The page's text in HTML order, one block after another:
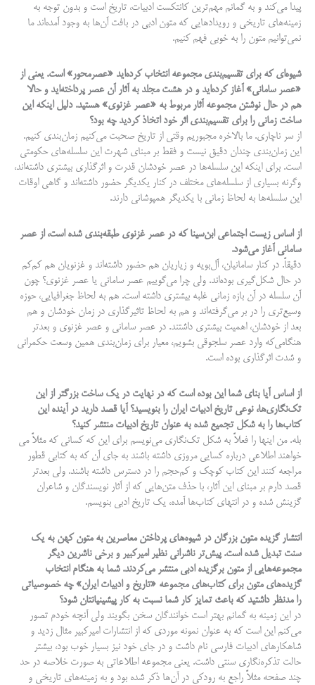
پیدا می‌کند و به گمانم مهم‌ترین کانتکست ادبیات، تاریخ است و بدون توجه به
زمینه‌های تاریخی و رویدادهایی که متون ادبی در بافت آن‌ها به وجود آمده‌اند ما
نمی‌توانیم متون را به خوبی فهم کنیم.
شیوه‌ای که برای تقسیم‌بندی مجموعه انتخاب کرده‌اید «عصرمحور» است. یعنی از
«عصر سامانی» آغاز کرده‌اید و در هشت مجلد به آثار آن عصر پرداخته‌اید و حالا
هم در حال نوشتن مجموعه آثار مربوط به «عصر غزنوی» هستید. دلیل اینکه این
ساخت زمانی را برای تقسیم‌بندی اثر خود اتخاذ کردید چه بود؟
از سر ناچاری. ما بالاخره مجبوریم وقتی از تاریخ صحبت می‌کنیم زمان‌بندی کنیم.
این زمان‌بندی چندان دقیق نیست و فقط بر مبنای شهرت این سلسله‌های حکومتی
است. برای اینکه این سلسله‌ها در عصر خودشان قدرت و اثرگذاری بیشتری داشته‌اند،
وگرنه بسیاری از سلسله‌های مختلف در کنار یکدیگر حضور داشته‌اند و گاهی اوقات
این سلسله‌ها به لحاظ زمانی با یکدیگر همپوشانی دارند.
از اساس زیست اجتماعی ابن‌سینا که در عصر غزنوی طبقه‌بندی شده است، از عصر
سامانی آغاز می‌شود.
دقیقاً. در کنار سامانیان، آل‌بویه و زیاریان هم حضور داشته‌اند و غزنویان هم کم‌کم
در حال شکل‌گیری بوده‌اند. ولی چرا می‌گوییم عصر سامانی یا عصر غزنوی؟ چون
آن سلسله در آن بازه زمانی غلبه بیشتری داشته است. هم به لحاظ جغرافیایی، حوزه
وسیع‌تری را در بر می‌گرفته‌اند و هم به لحاظ تاثیرگذاری در زمان خودشان و هم
بعد از خودشان، اهمیت بیشتری داشتند. در عصر سامانی و عصر غزنوی و بعدتر
هنگامی‌که وارد عصر سلجوقی بشویم، معیار برای زمان‌بندی همین وسعت حکمرانی
و شدت اثرگذاری بوده است.
از اساس آیا بنای شما این بوده است که در نهایت در یک ساخت بزرگتر از این
تک‌نگاری‌ها، نوعی تاریخ ادبیات ایران را بنویسید؟ آیا قصد دارید در آینده این
کتاب‌ها را به شکل تجمیع شده به عنوان تاریخ ادبیات منتشر کنید؟
بله. من اینها را فعلاً به شکل تک‌نگاری می‌نویسم برای این که کسانی که مثلاً می­‌
خواهند اطلاعی درباره کسایی مروزی داشته باشند به جای آن که به کتابی قطور
مراجعه کنند این کتاب کوچک و کم‌حجم را در دسترس داشته باشند. ولی بعدتر
قصد دارم بر مبنای این آثار، با حذف متن‌هایی که از آثار نویسندگان و شاعران
گزینش شده و در انتهای کتاب‌ها آمده، یک تاریخ ادبی بنویسم.
انتشار گزیده متون بزرگان در شیوه‌های پرداختن معاصرین به متون کهن به یک
سنت تبدیل شده است. پیش‌تر ناشرانی نظیر امیرکبیر و برخی ناشرین دیگر
مجموعه‌هایی از متون برگزیده ادبی منتشر می‌کردند. شما به هنگام انتخاب
گزیده‌های متون برای کتاب‌های مجموعه «تاریخ و ادبیات ایران» چه خصوصیاتی
را مدنظر داشتید که باعث تمایز کار شما نسبت به کار پیشینیانتان شود؟
در این زمینه به گمانم بهتر است خوانندگان سخن بگویند ولی آنچه خودم تصور
می‌کنم این است که به عنوان نمونه موردی که از انتشارات امیرکبیر مثال زدید و
شاهکارهای ادبیات فارسی نام داشت و در جای خود نیز بسیار خوب بود، بیشتر
حالت تذکره‌نگاری سنتی داشت. یعنی مجموعه اطلاعاتی به صورت خلاصه در حد
چند صفحه مثلاً راجع به رودکی در آن‌ها ذکر شده بود و به زمینه‌های تاریخی و